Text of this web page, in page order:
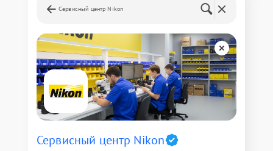
Сервисный центр Nikon
Сервисный центр Nikon